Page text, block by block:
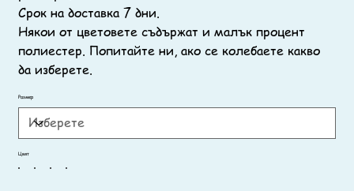
Срок на доставка 7 дни.
Някои от цветовете съдържат и малък процент
полиестер. Попитайте ни, ако се колебаете какво
да изберете.
Размер
Цвят